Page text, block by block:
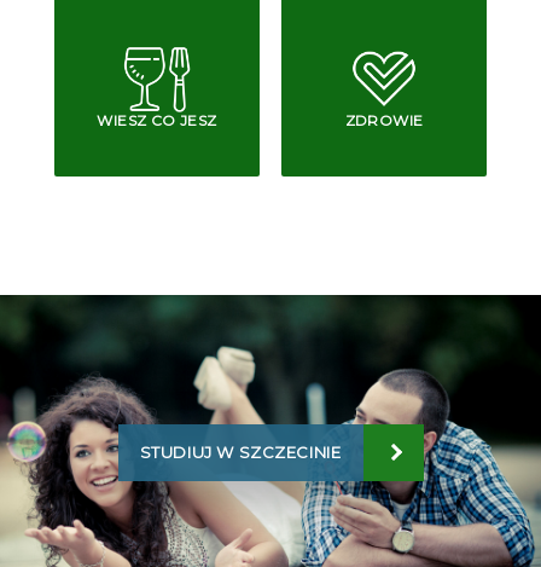
WIESZ CO JESZ ZDROWIE
STUDIUJ W SZCZECINIE